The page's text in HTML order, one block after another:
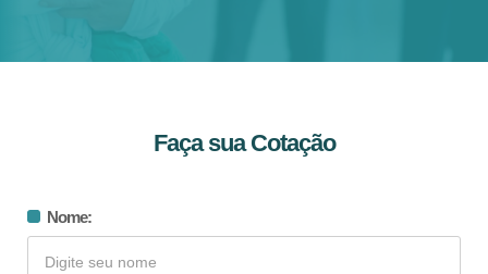
Faça sua Cotação
Nome: